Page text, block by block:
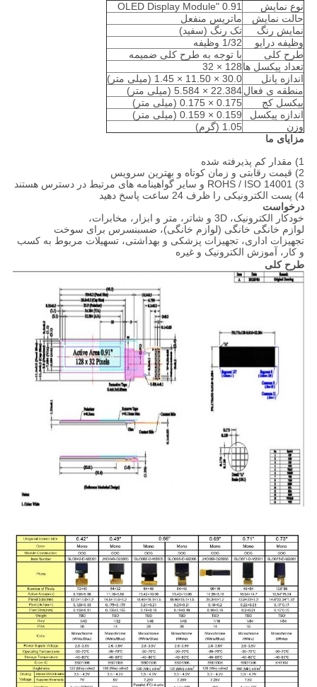
نوع نمایش
0.91 "OLED Display Module
حالت نمایش
ماتریس منفعل
نمایش رنگ
تک رنگ (سفید)
وظیفه درایو
1/32 وظیفه
طرح کلی
با توجه به طرح کلی ضمیمه
تعداد پیکسل ها128 × 32
اندازه پانل
30.0 × 11.50 × 1.45 (میلی متر)
منطقه ی فعال22.384 × 5.584 (میلی متر)
پیکسل کج
0.175 × 0.175 (میلی متر)
اندازه پیکسل
0.159 × 0.159 (میلی متر)
وزن
1.05 (گرم)
مزایای ما
1) مقدار کم پذیرفته شده
2) قیمت رقابتی و زمان کوتاه و بهترین سرویس
3) ROHS / ISO 14001 و سایر گواهینامه های مرتبط در دسترس هستند
4) پست الکترونیکی را ظرف 24 ساعت پاسخ دهید
درخواست
خودکار الکترونیک، 3D و شاتر، متر و ابزار، مخابرات،
لوازم خانگی خانگی (لوازم خانگی)، ضسبنسرس برای سوخت
تجهیزات اداری، تجهیزات پزشکی و بهداشتی، تسهیلات مربوط به کسب
و کار، آموزش الکترونیک و غیره
طرح کلی